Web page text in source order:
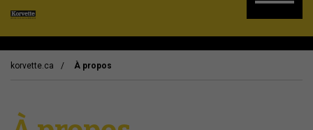
korvette.ca À propos